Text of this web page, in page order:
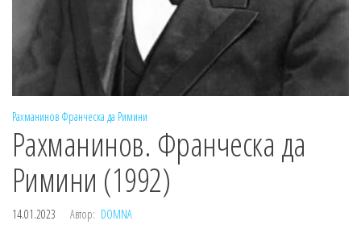
Рахманинов Франческа да Римини
Рахманинов. Франческа да
Римини (1992)
14.01.2023 Автор: DOMNA